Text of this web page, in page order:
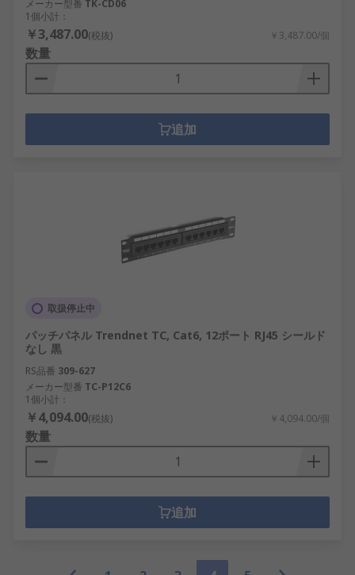
メーカー型番 TK-CD06
1個小計：
￥3,487.00(税抜) ￥3,487.00/個
数量
追加
取扱停止中
パッチパネル Trendnet TC, Cat6, 12ポート RJ45 シールド
なし 黒
RS品番 309-627
メーカー型番 TC-P12C6
1個小計：
￥4,094.00(税抜) ￥4,094.00/個
数量
追加